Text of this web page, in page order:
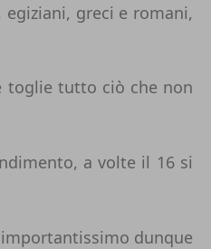
greci e romani,
toglie tutto ciò che non
a volte il 16 si
dunque